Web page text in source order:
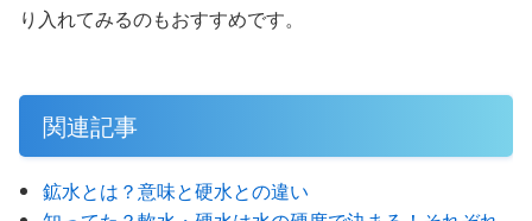
り入れてみるのもおすすめです。
関連記事
鉱水とは？意味と硬水との違い